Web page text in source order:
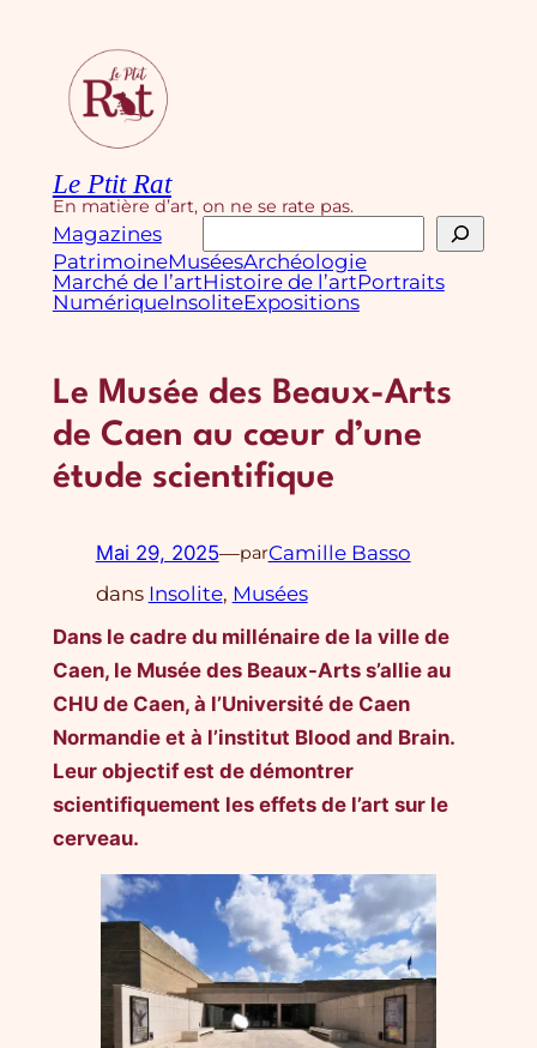
contenu
Le Ptit Rat
En matière d’art, on ne se rate pas.
Magazines
Rechercher
PatrimoineMuséesArchéologie
Marché de l’artHistoire de l’artPortraits
NumériqueInsoliteExpositions
Le Musée des Beaux-Arts
de Caen au cœur d’une
étude scientifique
Mai 29, 2025—parCamille Basso
dans Insolite, Musées
Dans le cadre du millénaire de la ville de
Caen, le Musée des Beaux-Arts s’allie au
CHU de Caen, à l’Université de Caen
Normandie et à l’institut Blood and Brain.
Leur objectif est de démontrer
scientifiquement les effets de l’art sur le
cerveau.